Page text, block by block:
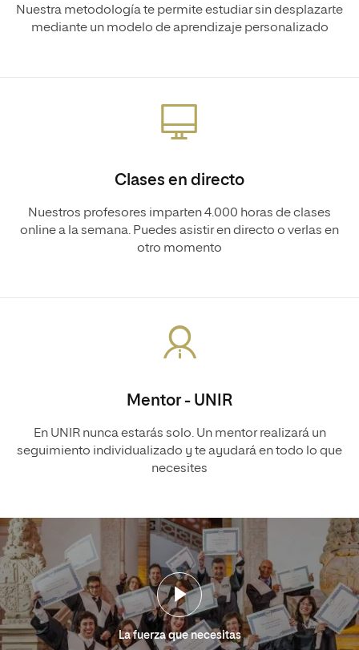
Nuestra metodología te permite estudiar sin desplazarte
mediante un modelo de aprendizaje personalizado
Clases en directo
Nuestros profesores imparten 4.000 horas de clases
online a la semana. Puedes asistir en directo o verlas en
otro momento
Mentor - UNIR
En UNIR nunca estarás solo. Un mentor realizará un
seguimiento individualizado y te ayudará en todo lo que
necesites
La fuerza que necesitas